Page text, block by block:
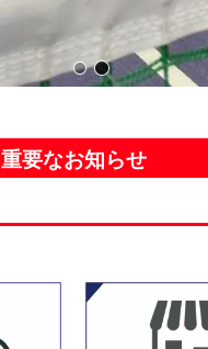
ロンドテニス
ロンドテニ
重要なお知らせ